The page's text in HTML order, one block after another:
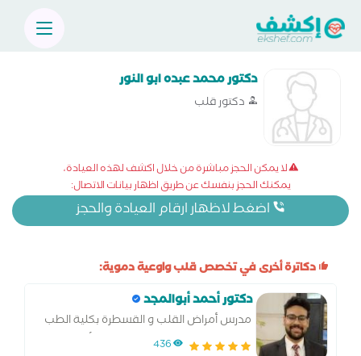
دكتور محمد عبده ابو النور
دكتور قلب
لا يمكن الحجز مباشرة من خلال اكشف لهذه العيادة،
يمكنك الحجز بنفسك عن طريق اظهار بيانات الاتصال:
اضغط لاظهار ارقام العيادة والحجز
دكاترة أخرى في تخصص قلب واوعية دموية:
دكتور أحمد أبوالمجد
مدرس أمراض القلب و القسطرة بكلية الطب
جامعة المنوفية اخصائي القلب والأوعية
436